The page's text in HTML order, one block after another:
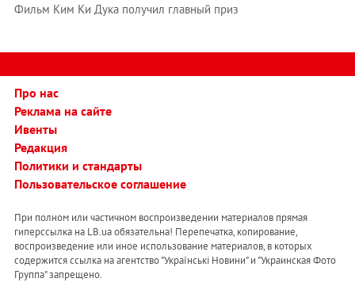
Фильм Ким Ки Дука получил главный приз
Про нас
Реклама на сайте
Ивенты
Редакция
Политики и стандарты
Пользовательское соглашение
При полном или частичном воспроизведении материалов прямая
гиперссылка на LB.ua обязательна! Перепечатка, копирование,
воспроизведение или иное использование материалов, в которых
содержится ссылка на агентство "Українськi Новини" и "Украинская Фото
Группа" запрещено.